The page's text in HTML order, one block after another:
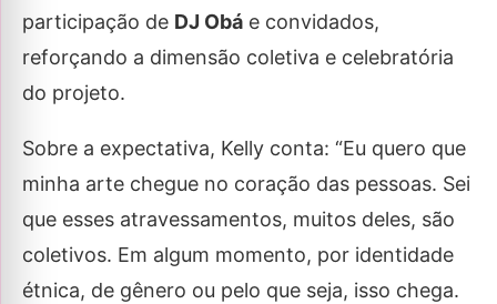
participação de DJ Obá e convidados,
reforçando a dimensão coletiva e celebratória
do projeto.
Sobre a expectativa, Kelly conta: “Eu quero que
minha arte chegue no coração das pessoas. Sei
que esses atravessamentos, muitos deles, são
coletivos. Em algum momento, por identidade
étnica, de gênero ou pelo que seja, isso chega.